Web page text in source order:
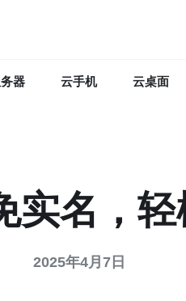
器 云手机 云桌面
实名，
2025年4月7日